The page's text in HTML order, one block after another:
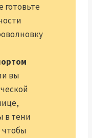
готовьте
вы
в тени